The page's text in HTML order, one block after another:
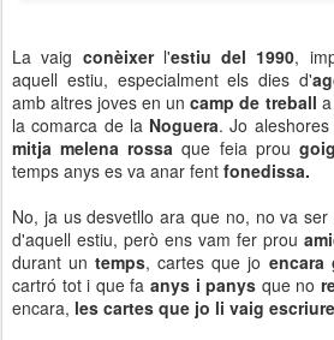
La vaig conèixerl'estiu del 1990,
aquell estiu, especialment els dies d'
amb altres joves en uncamp de treball a
la comarca de la Noguera. Jo
mitja melena rossa que feia prou goig
temps anys es va anar fent fonedissa.
No, ja us desvetllo ara que no, no va
d'aquell estiu, però ens vam fer prou
durant untemps, cartes que jo encara
cartró tot i que fa anys i panys que no
encara, les cartes que jo li vaig